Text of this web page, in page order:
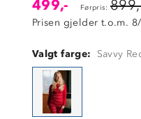
499,- Førpris:
Prisen gjelder t.o.m.
Valgt farge: Savvy